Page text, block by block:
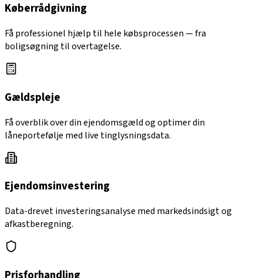
Køberrådgivning
Få professionel hjælp til hele købsprocessen — fra
boligsøgning til overtagelse.
Gældspleje
Få overblik over din ejendomsgæld og optimer din
låneportefølje med live tinglysningsdata.
Ejendomsinvestering
Data-drevet investeringsanalyse med markedsindsigt og
afkastberegning.
Prisforhandling